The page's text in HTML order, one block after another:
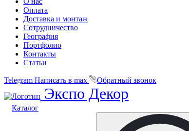
Оплата
Доставка и монтаж
Сотрудничество
География
Портфолио
Контакты
Статьи
Telegram Написать в max Обратный звонок
Экспо Декор
Каталог